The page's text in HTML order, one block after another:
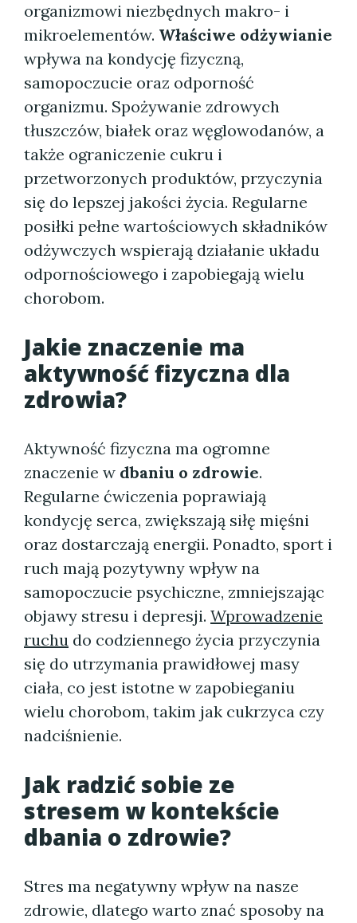
organizmowi niezbędnych makro- i
mikroelementów. Właściwe odżywianie
wpływa na kondycję fizyczną,
samopoczucie oraz odporność
organizmu. Spożywanie zdrowych
tłuszczów, białek oraz węglowodanów, a
także ograniczenie cukru i
przetworzonych produktów, przyczynia
się do lepszej jakości życia. Regularne
posiłki pełne wartościowych składników
odżywczych wspierają działanie układu
odpornościowego i zapobiegają wielu
chorobom.
Jakie znaczenie ma
aktywność fizyczna dla
zdrowia?
Aktywność fizyczna ma ogromne
znaczenie w dbaniu o zdrowie.
Regularne ćwiczenia poprawiają
kondycję serca, zwiększają siłę mięśni
oraz dostarczają energii. Ponadto, sport i
ruch mają pozytywny wpływ na
samopoczucie psychiczne, zmniejszając
objawy stresu i depresji. Wprowadzenie
ruchu do codziennego życia przyczynia
się do utrzymania prawidłowej masy
ciała, co jest istotne w zapobieganiu
wielu chorobom, takim jak cukrzyca czy
nadciśnienie.
Jak radzić sobie ze
stresem w kontekście
dbania o zdrowie?
Stres ma negatywny wpływ na nasze
zdrowie, dlatego warto znać sposoby na